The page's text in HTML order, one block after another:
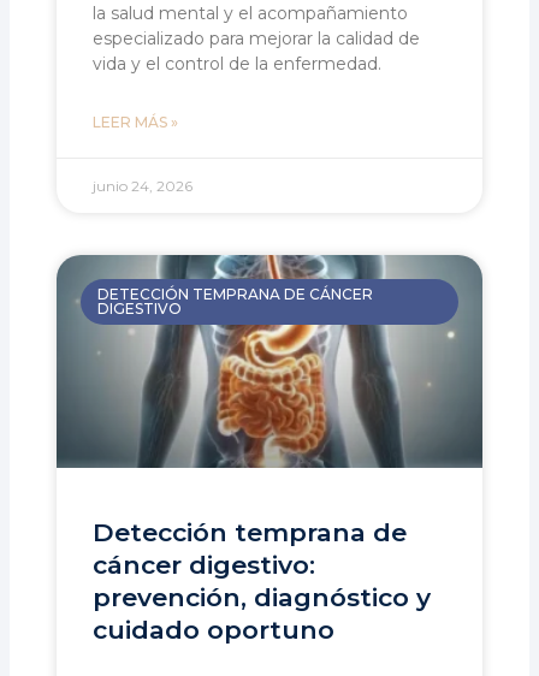
la salud mental y el acompañamiento
especializado para mejorar la calidad de
vida y el control de la enfermedad.
LEER MÁS »
junio 24, 2026
DETECCIÓN TEMPRANA DE CÁNCER
DIGESTIVO
Detección temprana de
cáncer digestivo:
prevención, diagnóstico y
cuidado oportuno